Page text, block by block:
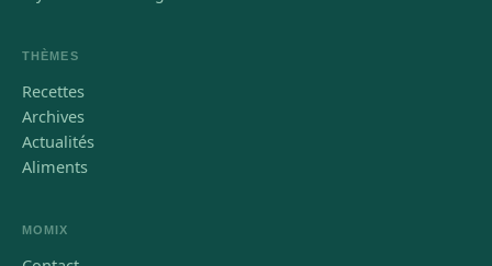
THÈMES
Recettes
Archives
Actualités
Aliments
MOMIX